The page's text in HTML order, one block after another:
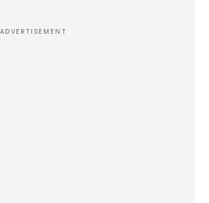
ADVERTISEMENT